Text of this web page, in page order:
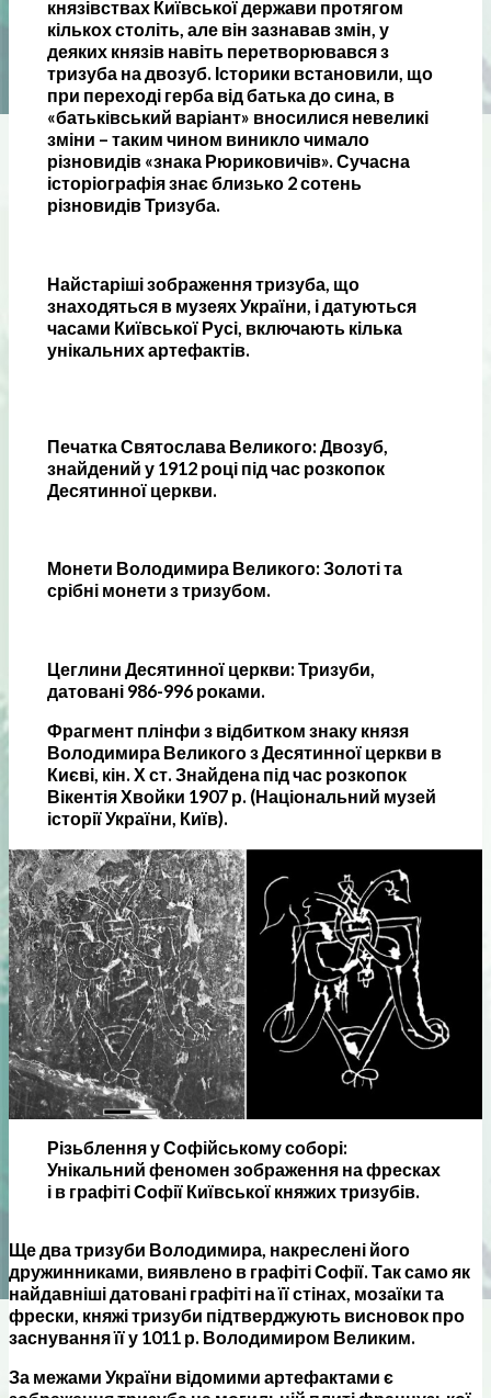
князівствах Київської держави протягом
кількох століть, але він зазнавав змін, у
деяких князів навіть перетворювався з
тризуба на двозуб. Історики встановили, що
при переході герба від батька до сина, в
«батьківський варіант» вносилися невеликі
зміни – таким чином виникло чимало
різновидів «знака Рюриковичів». Сучасна
історіографія знає близько 2 сотень
різновидів Тризуба.
Найстаріші зображення тризуба, що
знаходяться в музеях України, і датуються
часами Київської Русі, включають кілька
унікальних артефактів.
Печатка Святослава Великого: Двозуб,
знайдений у 1912 році під час розкопок
Десятинної церкви.
Монети Володимира Великого: Золоті та
срібні монети з тризубом.
Цеглини Десятинної церкви: Тризуби,
датовані 986-996 роками.
Фрагмент плінфи з відбитком знаку князя
Володимира Великого з Десятинної церкви в
Києві, кін. Х ст. Знайдена під час розкопок
Вікентія Хвойки 1907 р. (Національний музей
історії України, Київ).
Різьблення у Софійському соборі:
Унікальний феномен зображення на фресках
і в графіті Софії Київської княжих тризубів.
Ще два тризуби Володимира, накреслені його
дружинниками, виявлено в графіті Софії. Так само як
найдавніші датовані графіті на її стінах, мозаїки та
фрески, княжі тризуби підтверджують висновок про
заснування її у 1011 р. Володимиром Великим.
За межами України відомими артефактами є